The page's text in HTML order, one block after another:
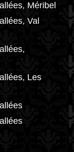
Méribel
Val
Les